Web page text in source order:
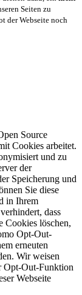
Seiten zu
der Webseite noch
Source
Cookies arbeitet.
und zu
der
Speicherung und
Sie diese
in Ihrem
dass
Cookies löschen,
Opt-Out-
erneuten
Wir weisen
Opt-Out-Funktion
Webseite